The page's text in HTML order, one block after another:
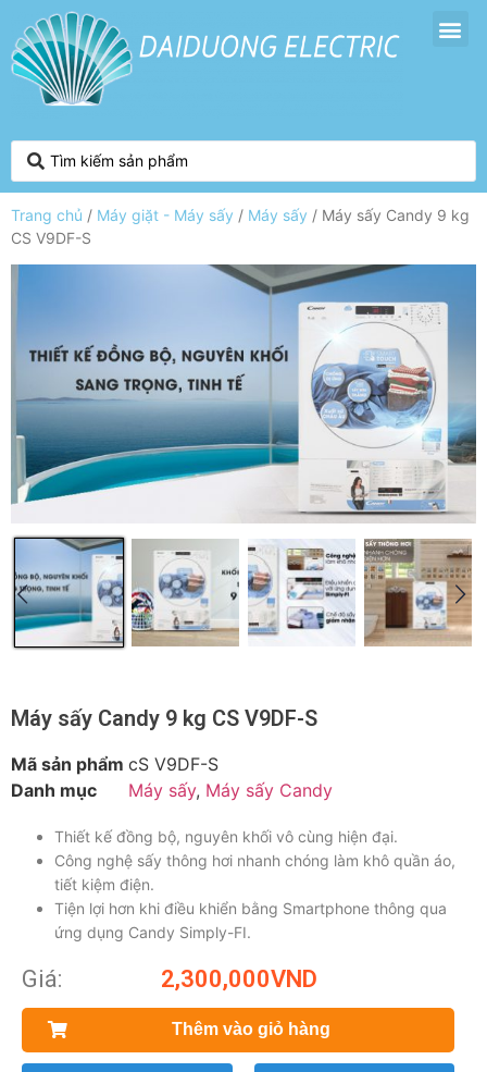
Trang chủ / Máy giặt - Máy sấy / Máy sấy / Máy sấy Candy 9 kg
CS V9DF-S
Máy sấy Candy 9 kg CS V9DF-S
Mã sản phẩm cS V9DF-S
Danh mục
Máy sấy, Máy sấy Candy
Thiết kế đồng bộ, nguyên khối vô cùng hiện đại.
Công nghệ sấy thông hơi nhanh chóng làm khô quần áo,
tiết kiệm điện.
Tiện lợi hơn khi điều khiển bằng Smartphone thông qua
ứng dụng Candy Simply-FI.
Giá: 2,300,000VND
Thêm vào giỏ hàng